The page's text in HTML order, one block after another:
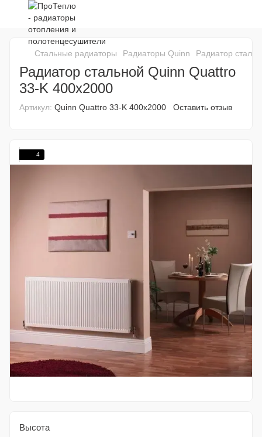
Стальные радиаторы Радиаторы Quinn Радиатор
Радиатор стальной Quinn Quattro
33-K 400x2000
Артикул: Quinn Quattro 33-K 400x2000 Оставить отзыв
4
Высота